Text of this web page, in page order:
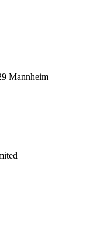
Mannheim